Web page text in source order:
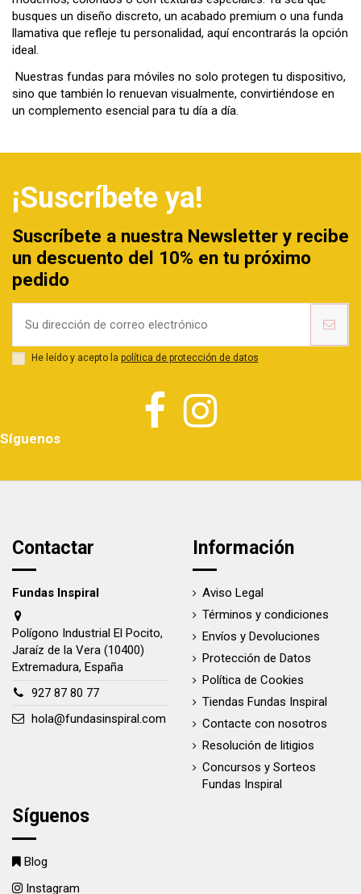
busques un diseño discreto, un acabado premium o una funda
llamativa que refleje tu personalidad, aquí encontrarás la opción
ideal.
Nuestras fundas para móviles no solo protegen tu dispositivo,
sino que también lo renuevan visualmente, convirtiéndose en
un complemento esencial para tu día a día.
¡Suscríbete ya!
Suscríbete a nuestra Newsletter y recibe
un descuento del 10% en tu próximo
pedido
He leído y acepto la política de protección de datos
Síguenos
Contactar
Fundas Inspiral
Polígono Industrial El Pocito,
Jaraíz de la Vera (10400)
Extremadura, España
927 87 80 77
hola@fundasinspiral.com
Información
Aviso Legal
Términos y condiciones
Envíos y Devoluciones
Protección de Datos
Política de Cookies
Tiendas Fundas Inspiral
Contacte con nosotros
Resolución de litigios
Concursos y Sorteos
Fundas Inspiral
Síguenos
Blog
Instagram